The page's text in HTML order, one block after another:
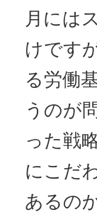
月には
けです
る労働
うのが
った戦
にこだ
あるの